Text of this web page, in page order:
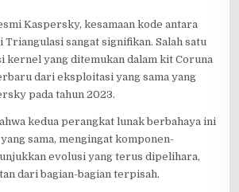
Kaspersky, kesamaan kode antara
Triangulasi sangat signifikan. Salah satu
kernel yang ditemukan dalam kit Coruna
dari eksploitasi yang sama yang
pada tahun 2023.
kedua perangkat lunak berbahaya ini
sama, mengingat komponen-
evolusi yang terus dipelihara,
dari bagian-bagian terpisah.